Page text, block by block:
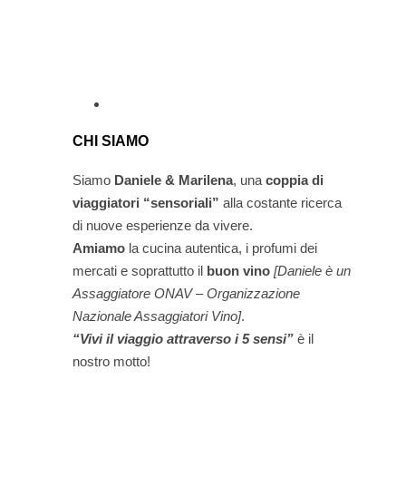
CHI SIAMO
Siamo Daniele & Marilena, una coppia di
viaggiatori “sensoriali” alla costante ricerca
di nuove esperienze da vivere.
Amiamo la cucina autentica, i profumi dei
mercati e soprattutto il buon vino [Daniele è un
Assaggiatore ONAV – Organizzazione
Nazionale Assaggiatori Vino].
“Vivi il viaggio attraverso i 5 sensi” è il
nostro motto!